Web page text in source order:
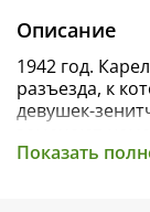
Описание
1942 год.
разъезда, к
девушек-
замечают
перехватить,
Показать